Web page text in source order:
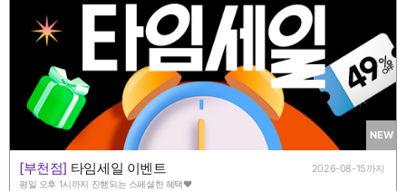
NEW
[부천점] 타임세일 이벤트 2026-08-15까지
평일 오후 1시까지 진행되는 스페셜한 혜택♥️